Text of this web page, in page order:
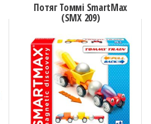
Потяг Томмі SmartМax
(SMX 209)